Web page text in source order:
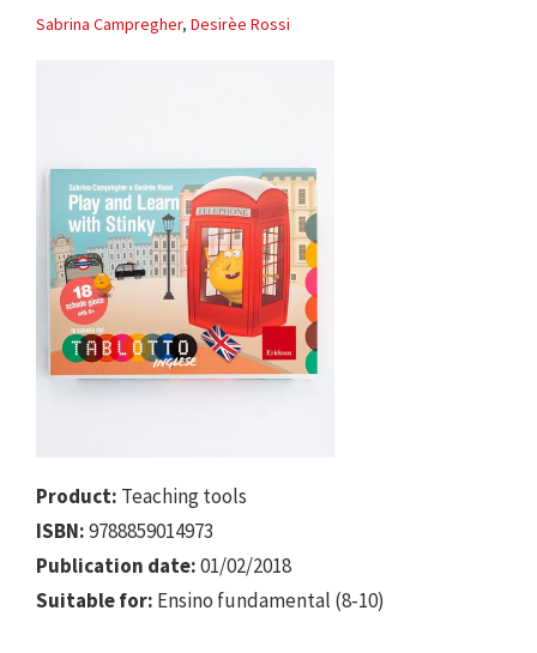
Sabrina Campregher, Desirèe Rossi
Product: Teaching tools
ISBN:9788859014973
Publication date:01/02/2018
Suitable for: Ensino fundamental (8-10)